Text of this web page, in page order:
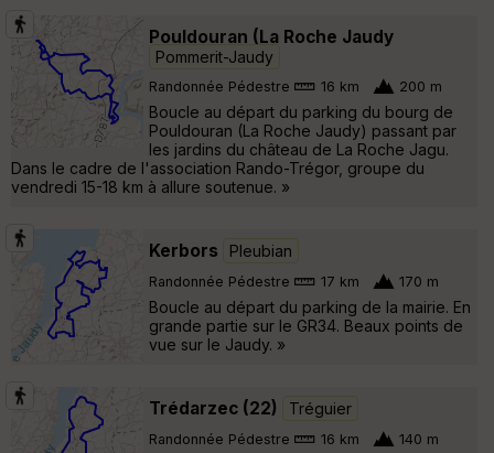
Pouldouran (La Roche Jaudy
Pommerit-Jaudy
Randonnée Pédestre 16 km 200 m
Boucle au départ du parking du bourg de
Pouldouran (La Roche Jaudy) passant par
les jardins du château de La Roche Jagu.
Dans le cadre de l'association Rando-Trégor, groupe du
vendredi 15-18 km à allure soutenue. »
Kerbors Pleubian
Randonnée Pédestre 17 km 170 m
Boucle au départ du parking de la mairie. En
grande partie sur le GR34. Beaux points de
vue sur le Jaudy. »
Trédarzec (22) Tréguier
Randonnée Pédestre 16 km 140 m